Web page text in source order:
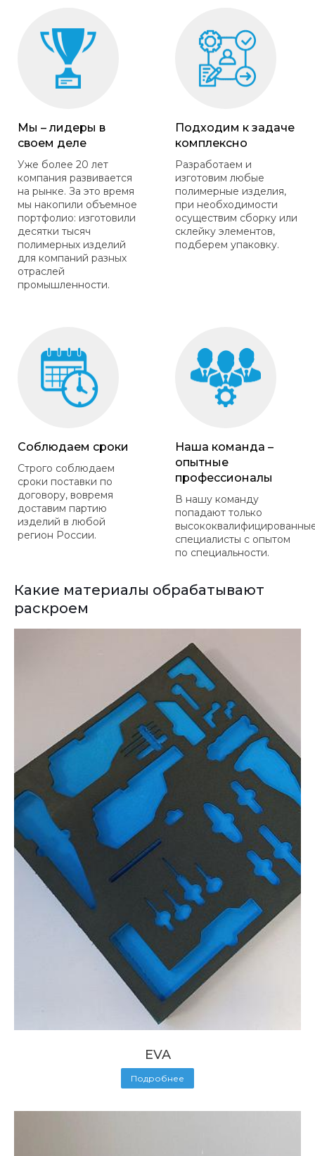
Мы – лидеры в
своем деле
Уже более 20 лет
компания развивается
на рынке. За это время
мы накопили объемное
портфолио: изготовили
десятки тысяч
полимерных изделий
для компаний разных
отраслей
промышленности.
Подходим к задаче
комплексно
Разработаем и
изготовим любые
полимерные изделия,
при необходимости
осуществим сборку или
склейку элементов,
подберем упаковку.
Соблюдаем сроки
Строго соблюдаем
сроки поставки по
договору, вовремя
доставим партию
изделий в любой
регион России.
Наша команда –
опытные
профессионалы
В нашу команду
попадают только
специалисты с опытом
по специальности.
Какие материалы обрабатывают
раскроем
EVA
Подробнее